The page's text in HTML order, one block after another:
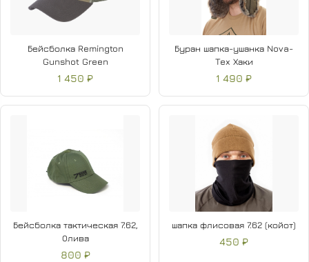
Бейсболка Remington
Gunshot Green
1 450 ₽
Буран шапка-ушанка Nova-
Tex Хаки
1 490 ₽
Бейсболка тактическая 7.62,
Олива
800 ₽
шапка флисовая 7.62 (койот)
450 ₽